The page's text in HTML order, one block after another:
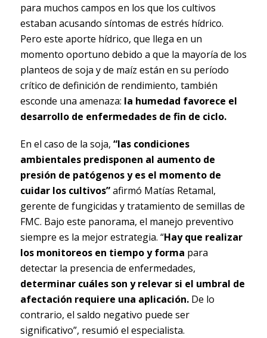
para muchos campos en los que los cultivos
estaban acusando síntomas de estrés hídrico.
Pero este aporte hídrico, que llega en un
momento oportuno debido a que la mayoría de los
planteos de soja y de maíz están en su período
crítico de definición de rendimiento, también
esconde una amenaza: la humedad favorece el
desarrollo de enfermedades de fin de ciclo.
En el caso de la soja, “las condiciones
ambientales predisponen al aumento de
presión de patógenos y es el momento de
cuidar los cultivos”afirmó Matías Retamal,
gerente de fungicidas y tratamiento de semillas de
FMC. Bajo este panorama, el manejo preventivo
siempre es la mejor estrategia. “Hay que realizar
los monitoreos en tiempo y forma para
detectar la presencia de enfermedades,
determinar cuáles son y relevar si el umbral de
afectación requiere una aplicación. De lo
contrario, el saldo negativo puede ser
significativo”, resumió el especialista.